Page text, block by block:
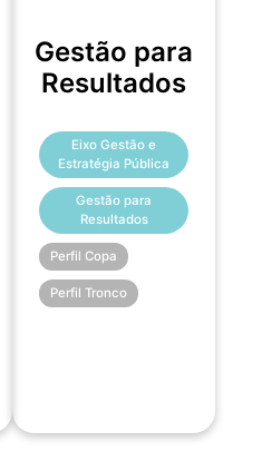
Gestão para
Resultados
Eixo Gestão e
Estratégia Pública
Gestão para
Resultados
Perfil Copa
Perfil Tronco